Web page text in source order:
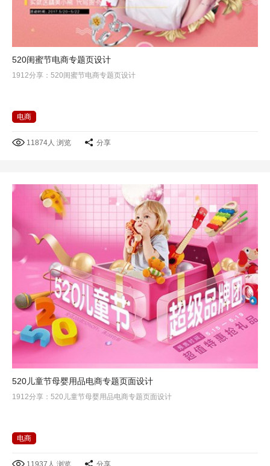
520闺蜜节电商专题页设计
1912分享：520闺蜜节电商专题页设计
电商
11874人 浏览 分享
520儿童节母婴用品电商专题页面设计
1912分享：520儿童节母婴用品电商专题页面设计
电商
11937人 浏览 分享